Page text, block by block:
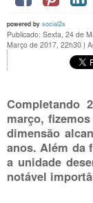
powered by social2s
Publicado: Sexta, 24 de
Março de 2017, 22h30 |
Completando
março,
dimensão
anos. Além da
a unidade
notável